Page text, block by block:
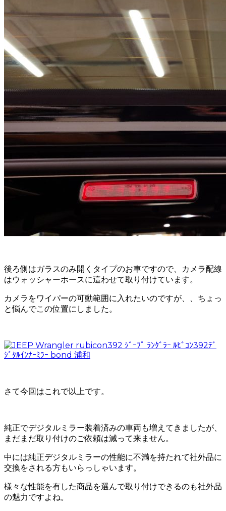
後ろ側はガラスのみ開くタイプのお車ですので、カメラ配線
はウォッシャーホースに這わせて取り付けています。
カメラをワイパーの可動範囲に入れたいのですが、、ちょっ
と悩んでこの位置にしました。
さて今回はこれで以上です。
純正でデジタルミラー装着済みの車両も増えてきましたが、
まだまだ取り付けのご依頼は減って来ません。
中には純正デジタルミラーの性能に不満を持たれて社外品に
交換をされる方もいらっしゃいます。
様々な性能を有した商品を選んで取り付けできるのも社外品
の魅力ですよね。